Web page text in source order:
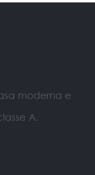
moderna e
A.